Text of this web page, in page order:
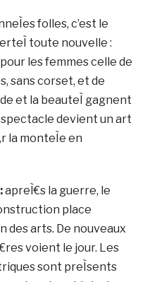
folles, c’est le
toute nouvelle :
les femmes celle de
sans corset, et de
et la beauteÌ gagnent
devient un art
la monteÌe en
apreÌ€s la guerre, le
place
des arts. De nouveaux
voient le jour. Les
sont preÌsents